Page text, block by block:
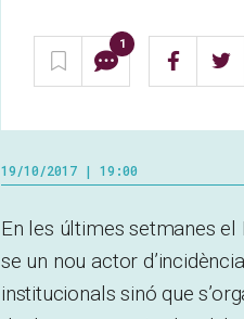
1
19/10/2017 | 19:00
En les últimes setmanes
se un nou actor
institucionals sinó que